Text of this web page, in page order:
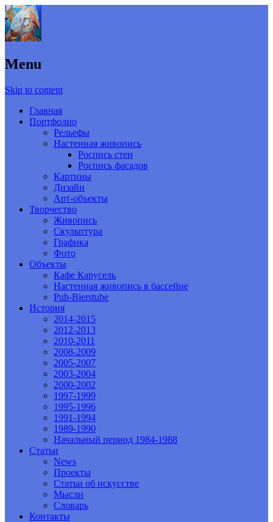
Menu
Skip to content
Главная
Портфолио
Рельефы
Настенная живопись
Роспись стен
Роспись фасадов
Картины
Дизайн
Арт-объекты
Творчество
Живопись
Скульптура
Графика
Фото
Объекты
Кафе Карусель
Настенная живопись в бассейне
Pub-Bierstube
История
2014-2015
2012-2013
2010-2011
2008-2009
2005-2007
2003-2004
2000-2002
1997-1999
1995-1996
1991-1994
1989-1990
Начальный период 1984-1988
Статьи
News
Проекты
Статьи об искусстве
Мысли
Словарь
Контакты